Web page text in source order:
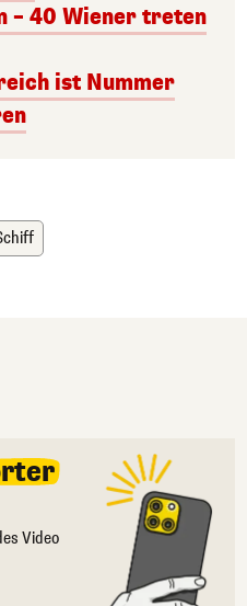
– 40 Wiener treten
ist Nummer
Video